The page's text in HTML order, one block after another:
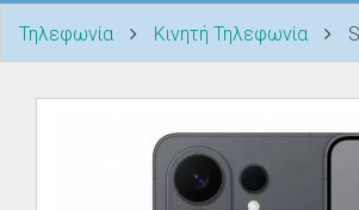
Τηλεφωνία Κινητή Τηλεφωνία